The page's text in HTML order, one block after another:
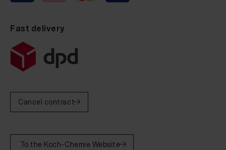
Fast delivery
Cancel contract
To the Koch-Chemie Website